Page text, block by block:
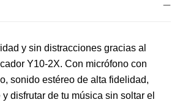
y sin distracciones gracias al
Y10-2X. Con micrófono con
sonido estéreo de alta fidelidad,
disfrutar de tu música sin soltar el